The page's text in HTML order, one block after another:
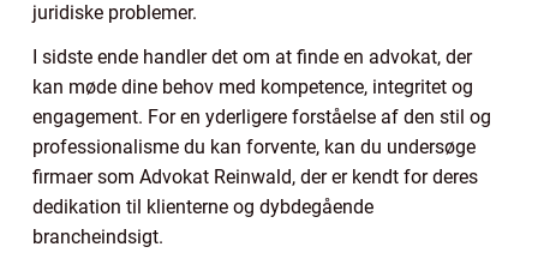
juridiske problemer.
I sidste ende handler det om at finde en advokat, der
kan møde dine behov med kompetence, integritet og
engagement. For en yderligere forståelse af den stil og
professionalisme du kan forvente, kan du undersøge
firmaer som Advokat Reinwald, der er kendt for deres
dedikation til klienterne og dybdegående
brancheindsigt.